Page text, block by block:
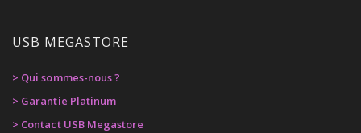
USB MEGASTORE
> Qui sommes-nous ?
> Garantie Platinum
> Contact USB Megastore